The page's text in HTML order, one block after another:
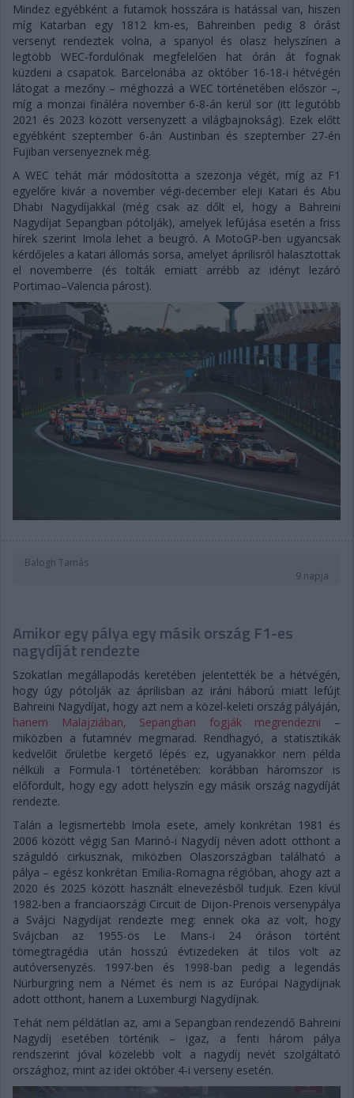
Mindez egyébként a futamok hosszára is hatással van, hiszen
míg Katarban egy 1812 km-es, Bahreinben pedig 8 órást
versenyt rendeztek volna, a spanyol és olasz helyszínen a
legtöbb WEC-fordulónak megfelelően hat órán át fognak
küzdeni a csapatok. Barcelonába az október 16-18-i hétvégén
látogat a mezőny – méghozzá a WEC történetében először –,
míg a monzai fináléra november 6-8-án kerül sor (itt legutóbb
2021 és 2023 között versenyzett a világbajnokság). Ezek előtt
egyébként szeptember 6-án Austinban és szeptember 27-én
Fujiban versenyeznek még.
A WEC tehát már módosította a szezonja végét, míg az F1
egyelőre kivár a november végi-december eleji Katari és Abu
Dhabi Nagydíjakkal (még csak az dőlt el, hogy a Bahreini
Nagydíjat Sepangban pótolják), amelyek lefújása esetén a friss
hírek szerint Imola lehet a beugró. A MotoGP-ben ugyancsak
kérdőjeles a katari állomás sorsa, amelyet áprilisról halasztottak
el novemberre (és tolták emiatt arrébb az idényt lezáró
Portimao–Valencia párost).
Balogh Tamás
9 napja
Amikor egy pálya egy másik ország F1-es
nagydíját rendezte
Szokatlan megállapodás keretében jelentették be a hétvégén,
hogy úgy pótolják az áprilisban az iráni háború miatt lefújt
Bahreini Nagydíjat, hogy azt nem a közel-keleti ország pályáján,
hanem Malajziában, Sepangban fogják megrendezni –
miközben a futamnév megmarad. Rendhagyó, a statisztikák
kedvelőit őrületbe kergető lépés ez, ugyanakkor nem példa
nélküli a Formula-1 történetében: korábban háromszor is
előfordult, hogy egy adott helyszín egy másik ország nagydíját
rendezte.
Talán a legismertebb Imola esete, amely konkrétan 1981 és
2006 között végig San Marinó-i Nagydíj néven adott otthont a
száguldó cirkusznak, miközben Olaszországban található a
pálya – egész konkrétan Emilia-Romagna régióban, ahogy azt a
2020 és 2025 között használt elnevezésből tudjuk. Ezen kívül
1982-ben a franciaországi Circuit de Dijon-Prenois versenypálya
a Svájci Nagydíjat rendezte meg: ennek oka az volt, hogy
Svájcban az 1955-ös Le Mans-i 24 óráson történt
tömegtragédia után hosszú évtizedeken át tilos volt az
autóversenyzés. 1997-ben és 1998-ban pedig a legendás
Nürburgring nem a Német és nem is az Európai Nagydíjnak
adott otthont, hanem a Luxemburgi Nagydíjnak.
Tehát nem példátlan az, ami a Sepangban rendezendő Bahreini
Nagydíj esetében történik – igaz, a fenti három pálya
rendszerint jóval közelebb volt a nagydíj nevét szolgáltató
országhoz, mint az idei október 4-i verseny esetén.